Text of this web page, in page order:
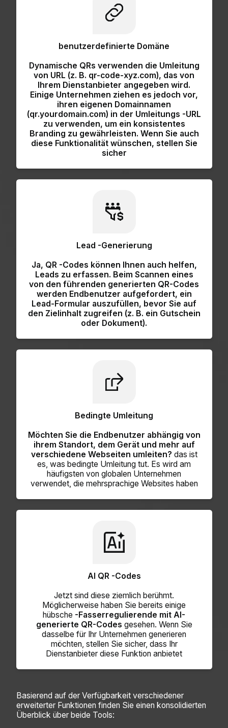
benutzerdefinierte Domäne
Dynamische QRs verwenden die Umleitung
von URL (z. B. qr-code-xyz.com), das von
Ihrem Dienstanbieter angegeben wird.
Einige Unternehmen ziehen es jedoch vor,
ihren eigenen Domainnamen
(qr.yourdomain.com) in der Umleitungs -URL
zu verwenden, um ein konsistentes
Branding zu gewährleisten. Wenn Sie auch
diese Funktionalität wünschen, stellen Sie
sicher
Lead -Generierung
Ja, QR -Codes können Ihnen auch helfen,
Leads zu erfassen. Beim Scannen eines
von den führenden generierten QR-Codes
werden Endbenutzer aufgefordert, ein
Lead-Formular auszufüllen, bevor Sie auf
den Zielinhalt zugreifen (z. B. ein Gutschein
oder Dokument).
Bedingte Umleitung
Möchten Sie die Endbenutzer abhängig von
ihrem Standort, dem Gerät und mehr auf
verschiedene Webseiten umleiten? das ist
es, was bedingte Umleitung tut. Es wird am
häufigsten von globalen Unternehmen
verwendet, die mehrsprachige Websites haben
AI QR -Codes
Jetzt sind diese ziemlich berühmt.
Möglicherweise haben Sie bereits einige
hübsche -Fasserregulierende mit AI-
generierte QR-Codes gesehen. Wenn Sie
dasselbe für Ihr Unternehmen generieren
möchten, stellen Sie sicher, dass Ihr
Dienstanbieter diese Funktion anbietet
Basierend auf der Verfügbarkeit verschiedener
erweiterter Funktionen finden Sie einen konsolidierten
Überblick über beide Tools: